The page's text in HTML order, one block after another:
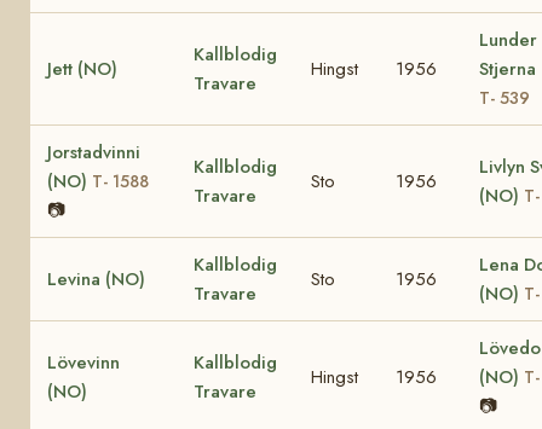
Jett (NO)
Kallblodig
Travare
Hingst 1956
Lunder
Stjerna
T- 539
Jorstadvinni
(NO) T- 1588
📷
Kallblodig
Travare
Sto 1956
Livlyn
(NO)
Levina (NO)
Kallblodig
Travare
Sto 1956
Lena
(NO)
Lövevinn
(NO)
Kallblodig
Travare
Hingst 1956
(NO)
📷